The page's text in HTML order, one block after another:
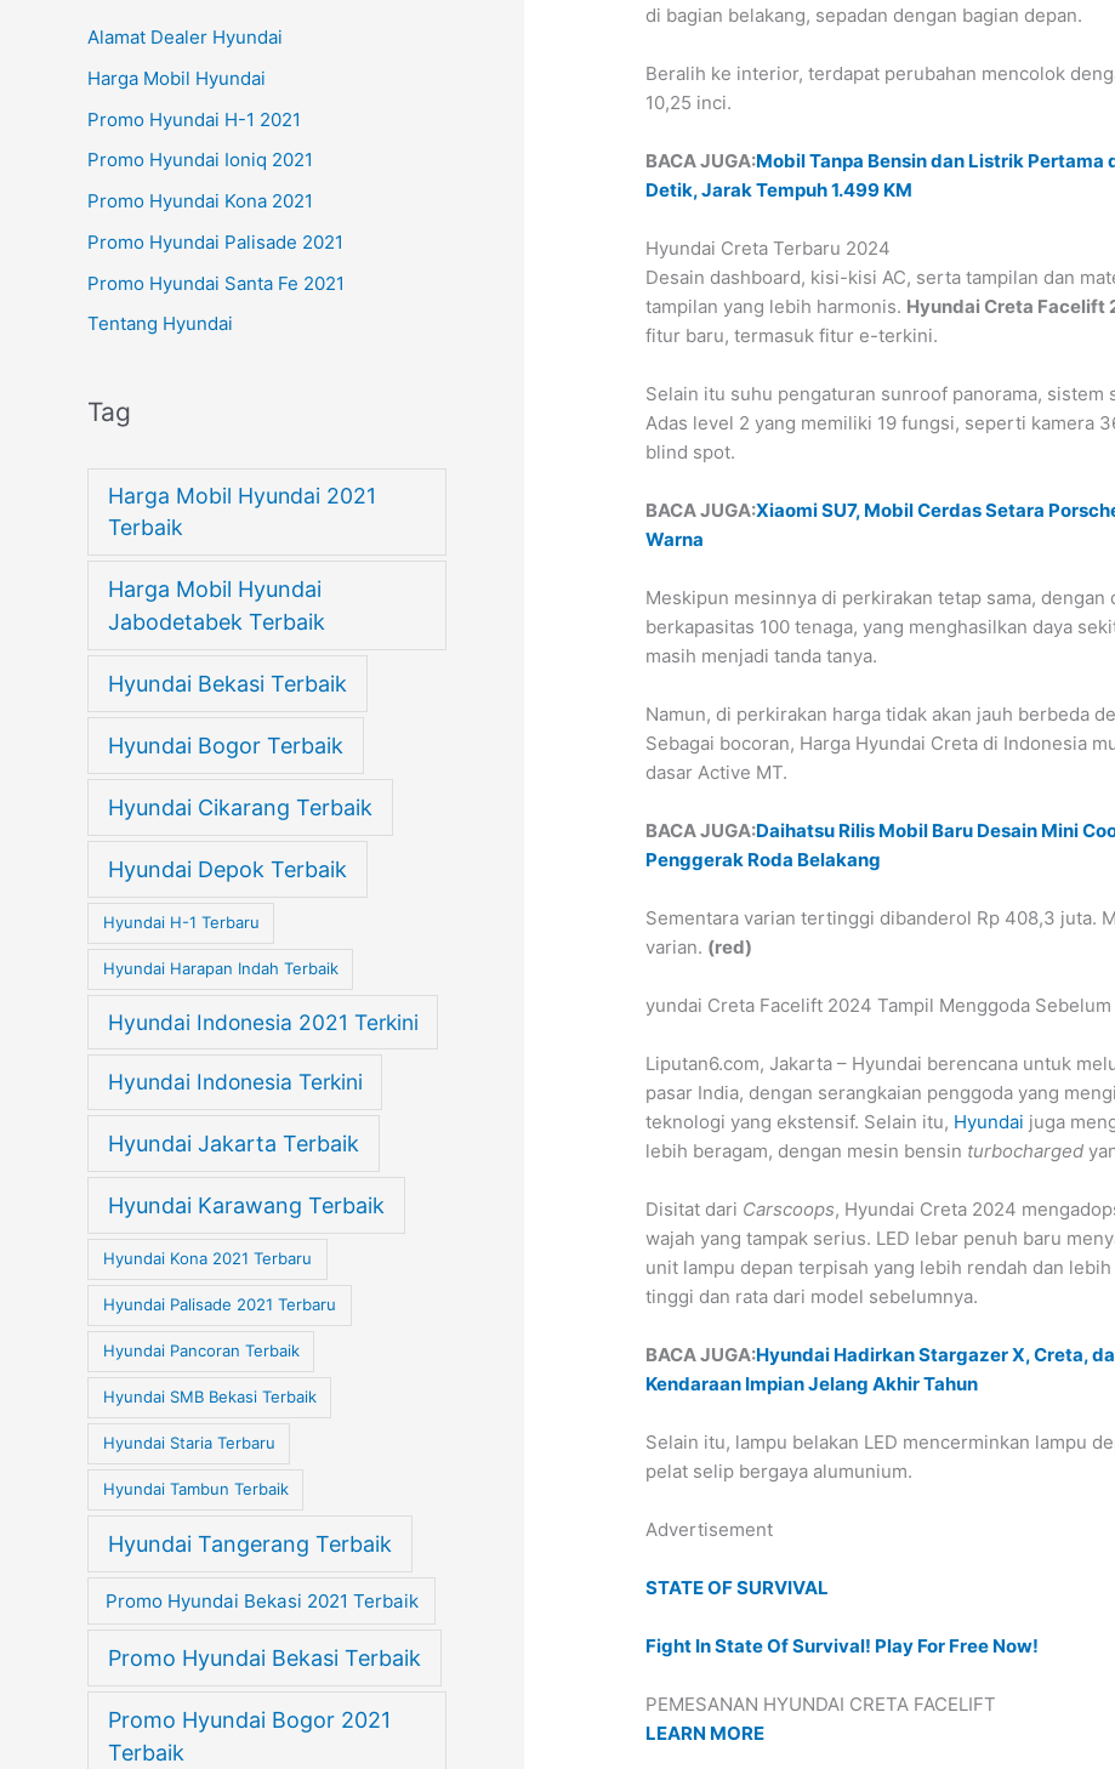
Alamat Dealer Hyundai
Harga Mobil Hyundai
Promo Hyundai H-1 2021
Promo Hyundai Ioniq 2021
Promo Hyundai Kona 2021
Promo Hyundai Palisade 2021
Promo Hyundai Santa Fe 2021
Tentang Hyundai
Tag
Harga Mobil Hyundai 2021
Terbaik
Harga Mobil Hyundai
Jabodetabek Terbaik
Hyundai Bekasi Terbaik
Hyundai Bogor Terbaik
Hyundai Cikarang Terbaik
Hyundai Depok Terbaik
Hyundai H-1 Terbaru
Hyundai Harapan Indah Terbaik
Hyundai Indonesia 2021 Terkini
Hyundai Indonesia Terkini
Hyundai Jakarta Terbaik
Hyundai Karawang Terbaik
Hyundai Kona 2021 Terbaru
Hyundai Palisade 2021 Terbaru
Hyundai Pancoran Terbaik
Hyundai SMB Bekasi Terbaik
Hyundai Staria Terbaru
Hyundai Tambun Terbaik
Hyundai Tangerang Terbaik
Promo Hyundai Bekasi 2021 Terbaik
Promo Hyundai Bekasi Terbaik
Promo Hyundai Bogor 2021
Terbaik
di bagian belakang, sepadan dengan bagian depan.
Beralih ke interior, terdapat perubahan mencolok
10,25 inci.
BACA JUGA:Mobil Tanpa Bensin dan Listrik Pertama
Detik, Jarak Tempuh 1.499 KM
Hyundai Creta Terbaru 2024
Desain dashboard, kisi-kisi AC, serta tampilan dan
tampilan yang lebih harmonis. Hyundai Creta Facelift
fitur baru, termasuk fitur e-terkini.
Selain itu suhu pengaturan sunroof panorama, sistem
Adas level 2 yang memiliki 19 fungsi, seperti kamera
blind spot.
BACA JUGA:Xiaomi SU7, Mobil Cerdas Setara
Warna
Meskipun mesinnya di perkirakan tetap sama,
berkapasitas 100 tenaga, yang menghasilkan daya
masih menjadi tanda tanya.
Namun, di perkirakan harga tidak akan jauh berbeda
Sebagai bocoran, Harga Hyundai Creta di Indonesia
dasar Active MT.
BACA JUGA:Daihatsu Rilis Mobil Baru Desain Mini
Penggerak Roda Belakang
Sementara varian tertinggi dibanderol Rp 408,3 juta.
varian. (red)
yundai Creta Facelift 2024 Tampil Menggoda
Liputan6.com, Jakarta – Hyundai berencana untuk
pasar India, dengan serangkaian penggoda yang
teknologi yang ekstensif. Selain itu, Hyundai juga
lebih beragam, dengan mesin bensin turbocharged
Disitat dari Carscoops, Hyundai Creta 2024
wajah yang tampak serius. LED lebar penuh baru
unit lampu depan terpisah yang lebih rendah dan
tinggi dan rata dari model sebelumnya.
BACA JUGA:Hyundai Hadirkan Stargazer X, Creta,
Kendaraan Impian Jelang Akhir Tahun
Selain itu, lampu belakan LED mencerminkan lampu
pelat selip bergaya alumunium.
Advertisement
STATE OF SURVIVAL
Fight In State Of Survival! Play For Free Now!
PEMESANAN HYUNDAI CRETA FACELIFT
LEARN MORE